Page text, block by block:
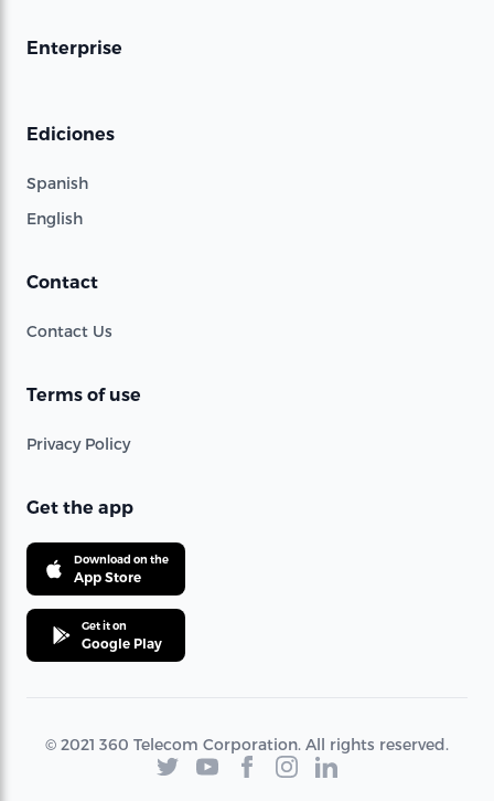
Enterprise
Ediciones
Spanish
English
Contact
Contact Us
Terms of use
Privacy Policy
Get the app
Download on the
App Store
Get it on
Google Play
© 2021 360 Telecom Corporation. All rights reserved.